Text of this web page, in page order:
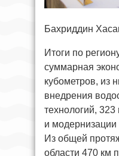
Бахриддин
Итоги по
суммарная
кубометров, из
внедрения
технологий,
и модернизации
Из общей
области 470 км